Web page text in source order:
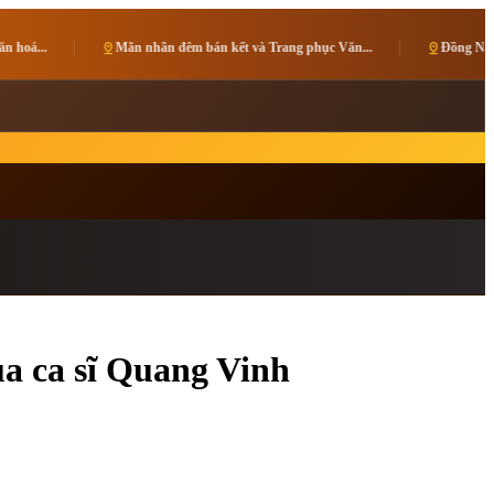
đêm bán kết và Trang phục Văn... pin_dropĐồng Nai phát động Cuộc thi ảnh
ca sĩ Quang Vinh